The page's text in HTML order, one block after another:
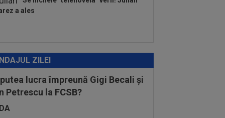
a ales
ZILEI
lucra împreună Gigi Becali și
Petrescu la FCSB?
DA